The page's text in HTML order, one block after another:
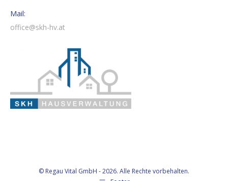
Mail:
office@skh-hv.at
© Regau Vital GmbH - 2026. Alle Rechte vorbehalten.